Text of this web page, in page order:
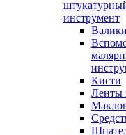
инструмент
Кисти
Ленты